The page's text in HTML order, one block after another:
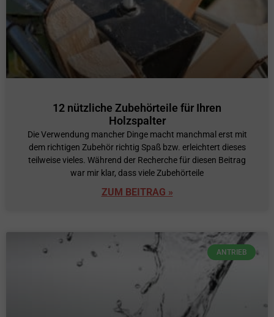
12 nützliche Zubehörteile für Ihren
Holzspalter
Die Verwendung mancher Dinge macht manchmal erst mit
dem richtigen Zubehör richtig Spaß bzw. erleichtert dieses
teilweise vieles. Während der Recherche für diesen Beitrag
war mir klar, dass viele Zubehörteile
ZUM BEITRAG »
ANTRIEB